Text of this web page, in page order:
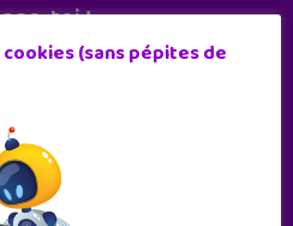
toi !
par an
!
(sans pépites de